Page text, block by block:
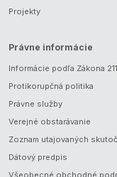
Projekty
Právne informácie
Informácie podľa Zákona
Protikorupčná politika
Právne služby
Verejné obstarávanie
Zoznam utajovaných
Dátový predpis